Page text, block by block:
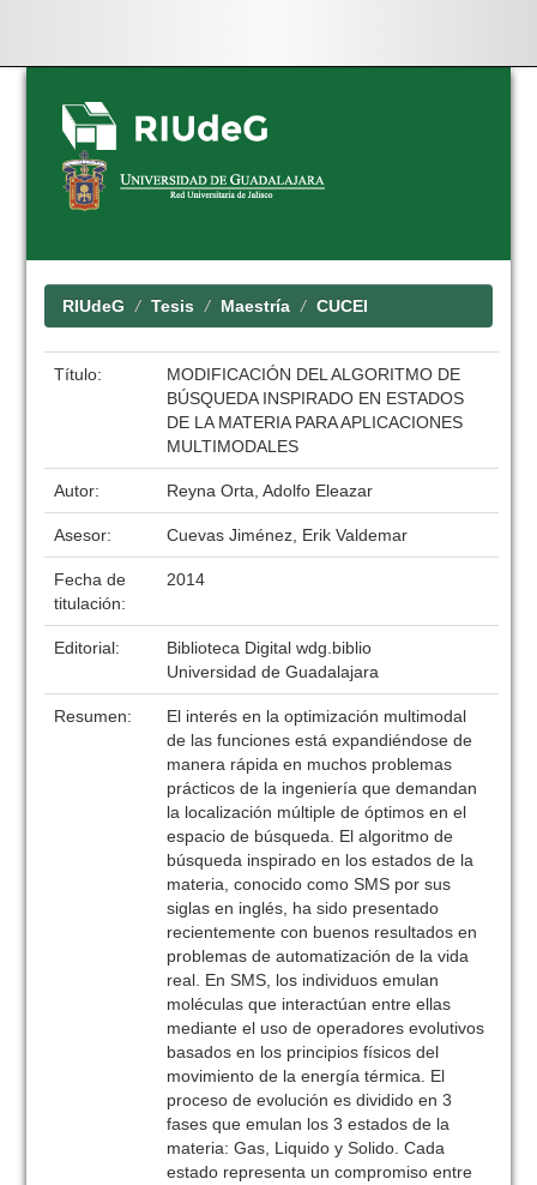
Skip
navigation
RIUdeG Tesis Maestría CUCEI
Título:
MODIFICACIÓN DEL ALGORITMO DE
BÚSQUEDA INSPIRADO EN ESTADOS
DE LA MATERIA PARA APLICACIONES
MULTIMODALES
Autor: Reyna Orta, Adolfo Eleazar
Asesor: Cuevas Jiménez, Erik Valdemar
Fecha de
titulación:
2014
Editorial:
Biblioteca Digital wdg.biblio
Universidad de Guadalajara
Resumen:
El interés en la optimización multimodal
de las funciones está expandiéndose de
manera rápida en muchos problemas
prácticos de la ingeniería que demandan
la localización múltiple de óptimos en el
espacio de búsqueda. El algoritmo de
búsqueda inspirado en los estados de la
materia, conocido como SMS por sus
siglas en inglés, ha sido presentado
recientemente con buenos resultados en
problemas de automatización de la vida
real. En SMS, los individuos emulan
moléculas que interactúan entre ellas
mediante el uso de operadores evolutivos
basados en los principios físicos del
movimiento de la energía térmica. El
proceso de evolución es dividido en 3
fases que emulan los 3 estados de la
materia: Gas, Liquido y Solido. Cada
estado representa un compromiso entre